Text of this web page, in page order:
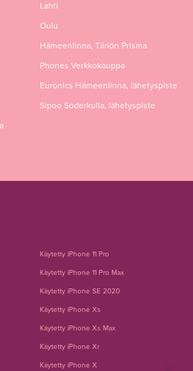
Lahti
Oulu
Hämeenlinna, Tiiriön Prisma
Phones Verkkokauppa
Euronics Hämeenlinna, lähetyspiste
Sipoo Söderkulla, lähetyspiste
Käytetty iPhone 11 Pro
Käytetty iPhone 11 Pro Max
Käytetty iPhone SE 2020
Käytetty iPhone Xs
Käytetty iPhone Xs Max
Käytetty iPhone Xr
Käytetty iPhone X